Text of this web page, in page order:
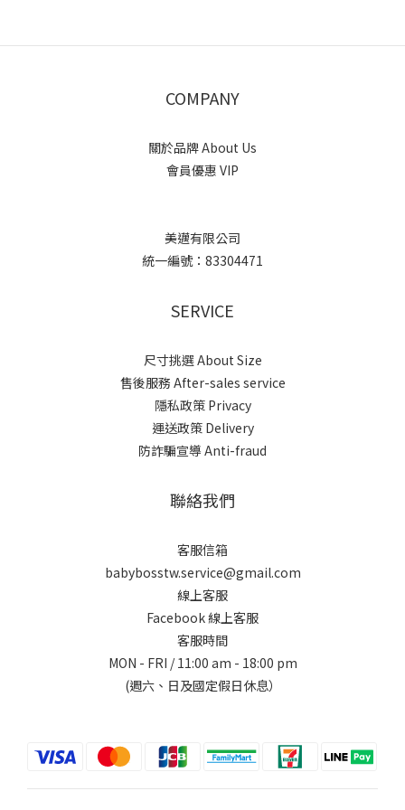
COMPANY
關於品牌 About Us
會員優惠 VIP
美邁有限公司
統一編號：83304471
SERVICE
尺寸挑選 About Size
售後服務 After-sales service
隱私政策 Privacy
運送政策 Delivery
防詐騙宣導 Anti-fraud
聯絡我們
客服信箱
babybosstw.service@gmail.com
線上客服
Facebook 線上客服
客服時間
MON - FRI / 11:00 am - 18:00 pm
(週六、日及國定假日休息）